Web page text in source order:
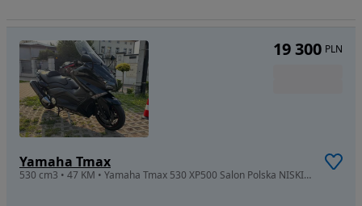
Yamaha Tmax
530 cm3 • 47 KM • Yamaha Tmax 530 XP500 Salon Polska NISKI PRZEBIEG!! Nowe opony !
19 300 PLN